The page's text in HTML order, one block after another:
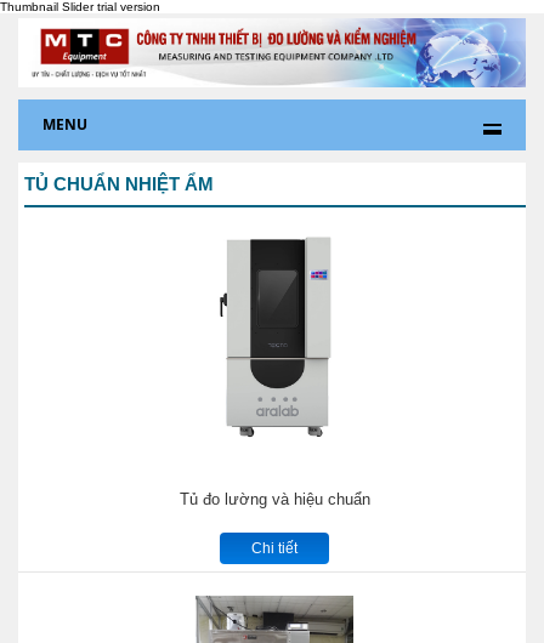
MENU
TỦ CHUẨN NHIỆT ẨM
Tủ đo lường và hiệu chuẩn
Chi tiết